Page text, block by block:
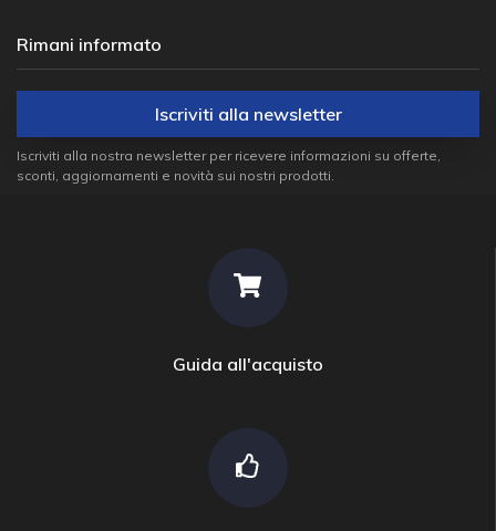
Rimani informato
Iscriviti alla newsletter
Iscriviti alla nostra newsletter per ricevere informazioni su offerte,
sconti, aggiornamenti e novità sui nostri prodotti.
Guida all'acquisto